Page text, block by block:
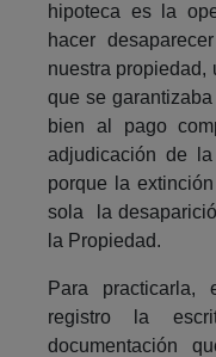
hipoteca es la
hacer
nuestra propiedad,
que se
bien al pago
adjudicación de
porque la
sola la
la Propiedad.
Para practicarla,
registro la
documentación